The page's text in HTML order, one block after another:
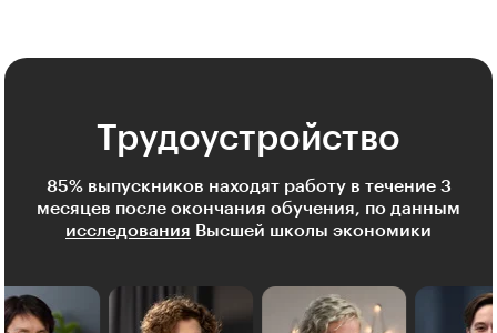
Трудоустройство
85% выпускников находят работу в течение 3
месяцев после окончания обучения, по данным
исследования Высшей школы экономики